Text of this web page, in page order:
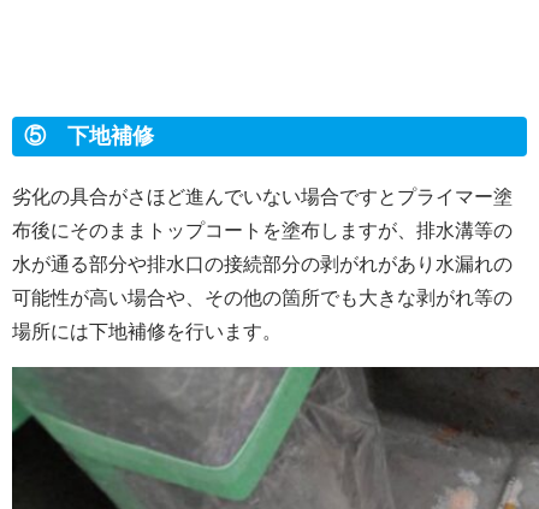
⑤ 下地補修
劣化の具合がさほど進んでいない場合ですとプライマー塗
布後にそのままトップコートを塗布しますが、排水溝等の
水が通る部分や排水口の接続部分の剥がれがあり水漏れの
可能性が高い場合や、その他の箇所でも大きな剥がれ等の
場所には下地補修を行います。